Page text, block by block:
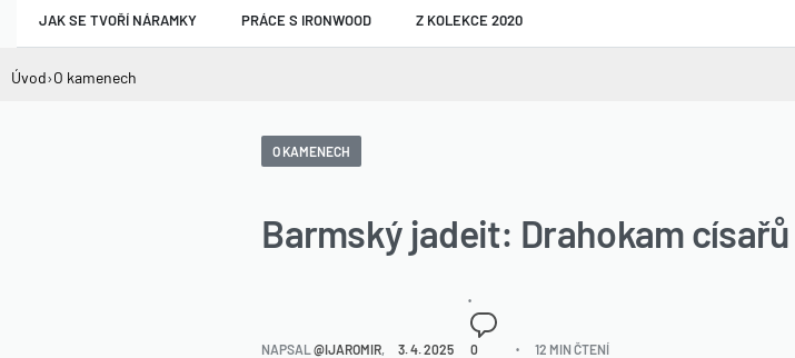
JAK SE TVOŘÍ NÁRAMKY PRÁCE S IRONWOOD Z KOLEKCE 2020
Úvod›O kamenech
O KAMENECH
Barmský jadeit: Drahokam
NAPSAL@IJAROMIR 3. 4. 2025 0 12 MIN ČTENÍ